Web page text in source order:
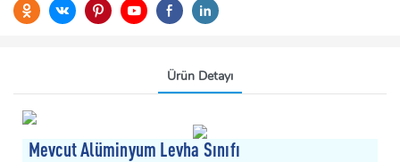
Ürün Detayı
Mevcut Alüminyum Levha Sınıfı